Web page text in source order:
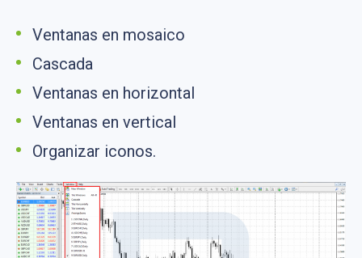
Ventanas en mosaico
Cascada
Ventanas en horizontal
Ventanas en vertical
Organizar iconos.